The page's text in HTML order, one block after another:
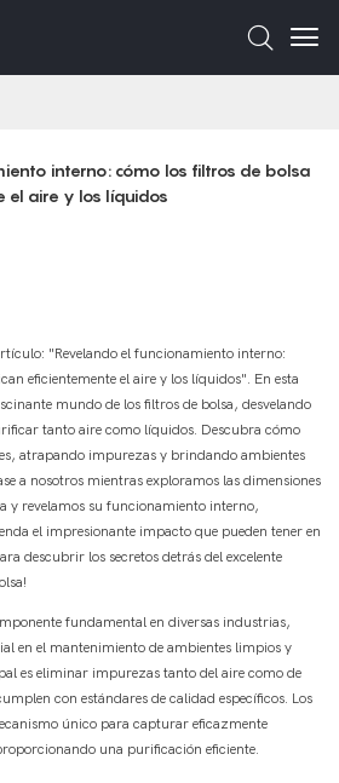
interno: cómo los filtros de bolsa
el aire y los líquidos
"Revelando el funcionamiento interno:
eficientemente el aire y los líquidos". En esta
mundo de los filtros de bolsa, desvelando
tanto aire como líquidos. Descubra cómo
atrapando impurezas y brindando ambientes
a nosotros mientras exploramos las dimensiones
y revelamos su funcionamiento interno,
el impresionante impacto que pueden tener en
descubrir los secretos detrás del excelente
fundamental en diversas industrias,
en el mantenimiento de ambientes limpios y
es eliminar impurezas tanto del aire como de
con estándares de calidad específicos. Los
único para capturar eficazmente
una purificación eficiente.